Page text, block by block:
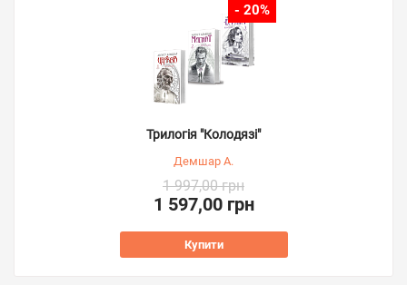
- 20%
Трилогія "Колодязі"
Демшар А.
1 997,00 грн
1 597,00 грн
Купити